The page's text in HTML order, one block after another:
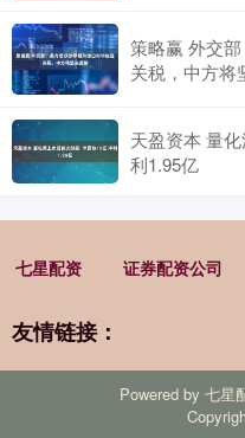
策略赢 外交
关税，中方将
天盈资本 量
利1.95亿
七星配资 证券配资公司
友情链接：
Powered by 七星